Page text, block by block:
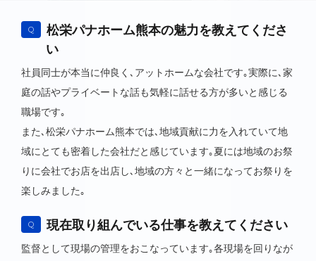
Q
松栄パナホーム熊本の魅力を教えてくださ
い
社員同士が本当に仲良く､アットホームな会社です｡実際に､家
庭の話やプライベートな話も気軽に話せる方が多いと感じる
職場です｡
また､松栄パナホーム熊本では､地域貢献に力を入れていて地
域にとても密着した会社だと感じています｡夏には地域のお祭
りに会社でお店を出店し､地域の方々と一緒になってお祭りを
楽しみました｡
Q 現在取り組んでいる仕事を教えてください
監督として現場の管理をおこなっています｡各現場を回りなが